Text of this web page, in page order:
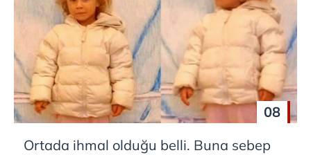
08
Ortada ihmal olduğu belli. Buna sebep